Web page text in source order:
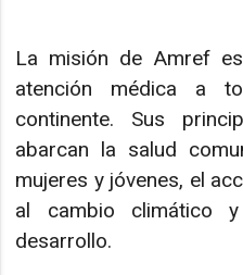
La misión de Amref
atención médica a
continente. Sus
abarcan la salud
mujeres y jóvenes, el
al cambio climático
desarrollo.